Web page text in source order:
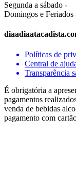
Segunda a sábado -
Domingos e Feriados
Políticas de
Central de
Transparência
É obrigatória a
pagamentos
venda de bebidas
pagamento com